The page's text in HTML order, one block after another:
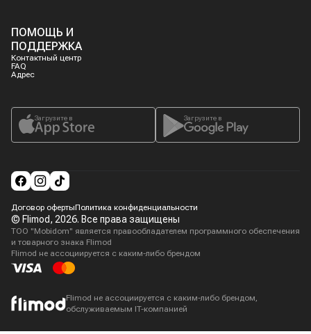
ПОМОЩЬ И
ПОДДЕРЖКА
Контактный центр
FAQ
Адрес
Загрузите в Загрузите в
Договор офертыПолитика конфиденциальности
© Flimod, 2026. Все права защищены
ТОО "Mobidom" является правообладателем программного обеспечения
и товарного знака Flimod
Flimod не ассоциируется с каким-либо брендом
Flimod не ассоциируется с каким-либо брендом,
обслуживаемым IT-компанией